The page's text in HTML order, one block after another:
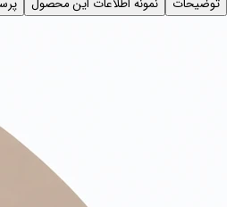
توضیحات نمونه اطلاعات این محصول